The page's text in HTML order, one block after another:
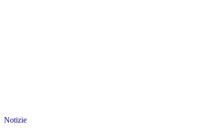
Notizie